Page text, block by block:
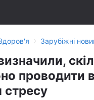
› Зарубіжні
проводити
стресу